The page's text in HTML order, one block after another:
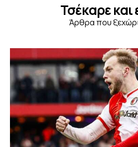
Τσέκαρε
Άρθρα που